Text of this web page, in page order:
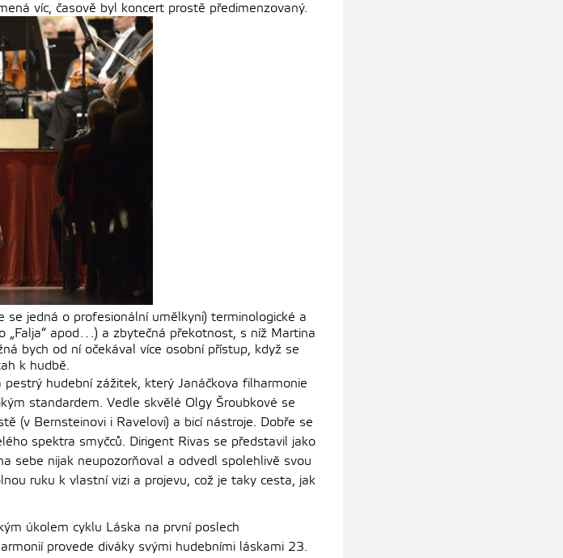
víc, časově byl koncert prostě předimenzovaný.
jedná o profesionální umělkyni) terminologické a
„Falja“ apod…) a zbytečná překotnost, s níž Martina
bych od ní očekával více osobní přístup, když se
k hudbě.
hudební zážitek, který Janáčkova filharmonie
standardem. Vedle skvělé Olgy Šroubkové se
(v Bernsteinovi i Ravelovi) a bicí nástroje. Dobře se
spektra smyčců. Dirigent Rivas se představil jako
sebe nijak neupozorňoval a odvedl spolehlivě svou
ruku k vlastní vizi a projevu, což je taky cesta, jak
úkolem cyklu Láska na první poslech
provede diváky svými hudebními láskami 23.